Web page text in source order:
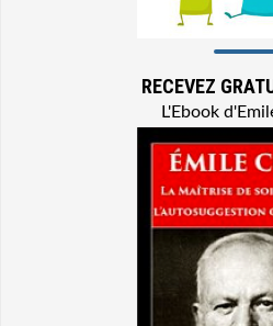
RECEVEZ
L'Ebook